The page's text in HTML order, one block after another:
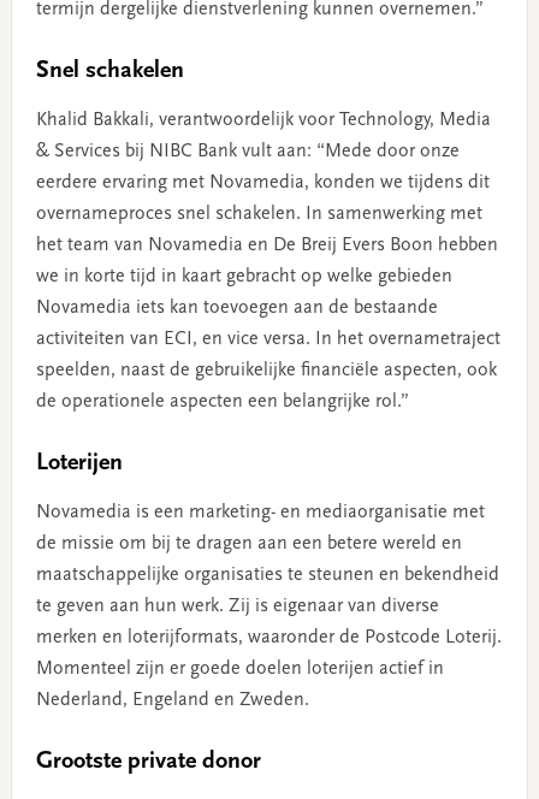
termijn dergelijke dienstverlening kunnen overnemen.”
Snel schakelen
Khalid Bakkali, verantwoordelijk voor Technology, Media
& Services bij NIBC Bank vult aan: “Mede door onze
eerdere ervaring met Novamedia, konden we tijdens dit
overnameproces snel schakelen. In samenwerking met
het team van Novamedia en De Breij Evers Boon hebben
we in korte tijd in kaart gebracht op welke gebieden
Novamedia iets kan toevoegen aan de bestaande
activiteiten van ECI, en vice versa. In het overnametraject
speelden, naast de gebruikelijke financiële aspecten, ook
de operationele aspecten een belangrijke rol.”
Loterijen
Novamedia is een marketing- en mediaorganisatie met
de missie om bij te dragen aan een betere wereld en
maatschappelijke organisaties te steunen en bekendheid
te geven aan hun werk. Zij is eigenaar van diverse
merken en loterijformats, waaronder de Postcode Loterij.
Momenteel zijn er goede doelen loterijen actief in
Nederland, Engeland en Zweden.
Grootste private donor